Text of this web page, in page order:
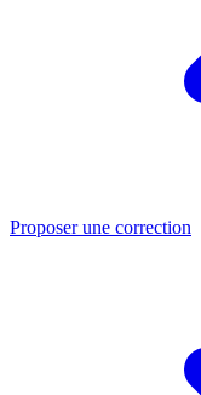
Proposer une correction